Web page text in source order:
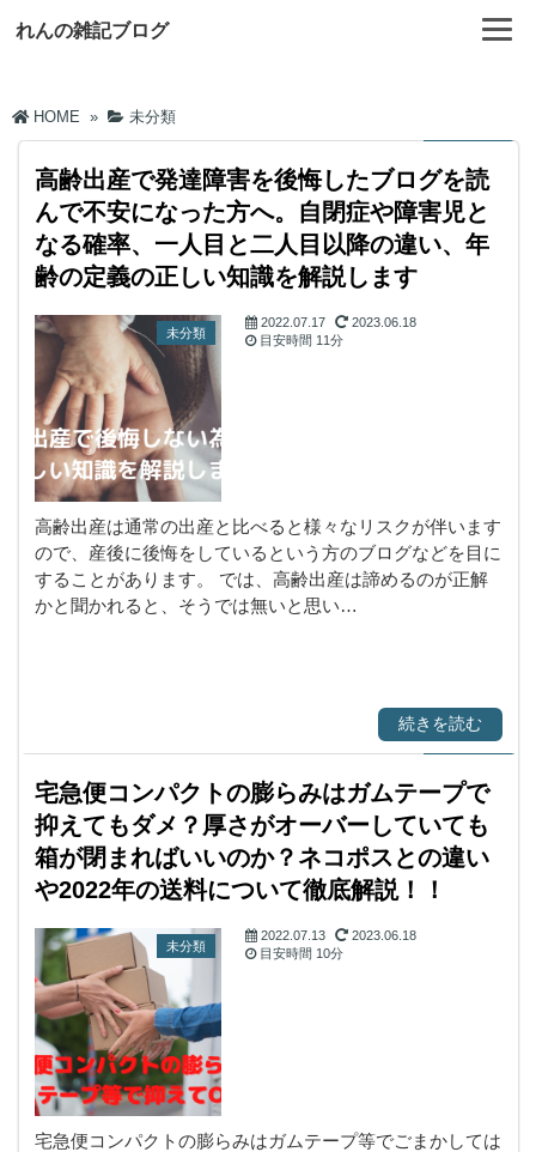
れんの雑記ブログ
HOME » 未分類
高齢出産で発達障害を後悔したブログを読
んで不安になった方へ。自閉症や障害児と
なる確率、一人目と二人目以降の違い、年
齢の定義の正しい知識を解説します
未分類
2022.07.17
2023.06.18
目安時間 11分
高齢出産は通常の出産と比べると様々なリスクが伴います
ので、産後に後悔をしているという方のブログなどを目に
することがあります。 では、高齢出産は諦めるのが正解
かと聞かれると、そうでは無いと思い…
続きを読む
宅急便コンパクトの膨らみはガムテープで
抑えてもダメ？厚さがオーバーしていても
箱が閉まればいいのか？ネコポスとの違い
や2022年の送料について徹底解説！！
未分類
2022.07.13
2023.06.18
目安時間 10分
宅急便コンパクトの膨らみはガムテープ等でごまかしては